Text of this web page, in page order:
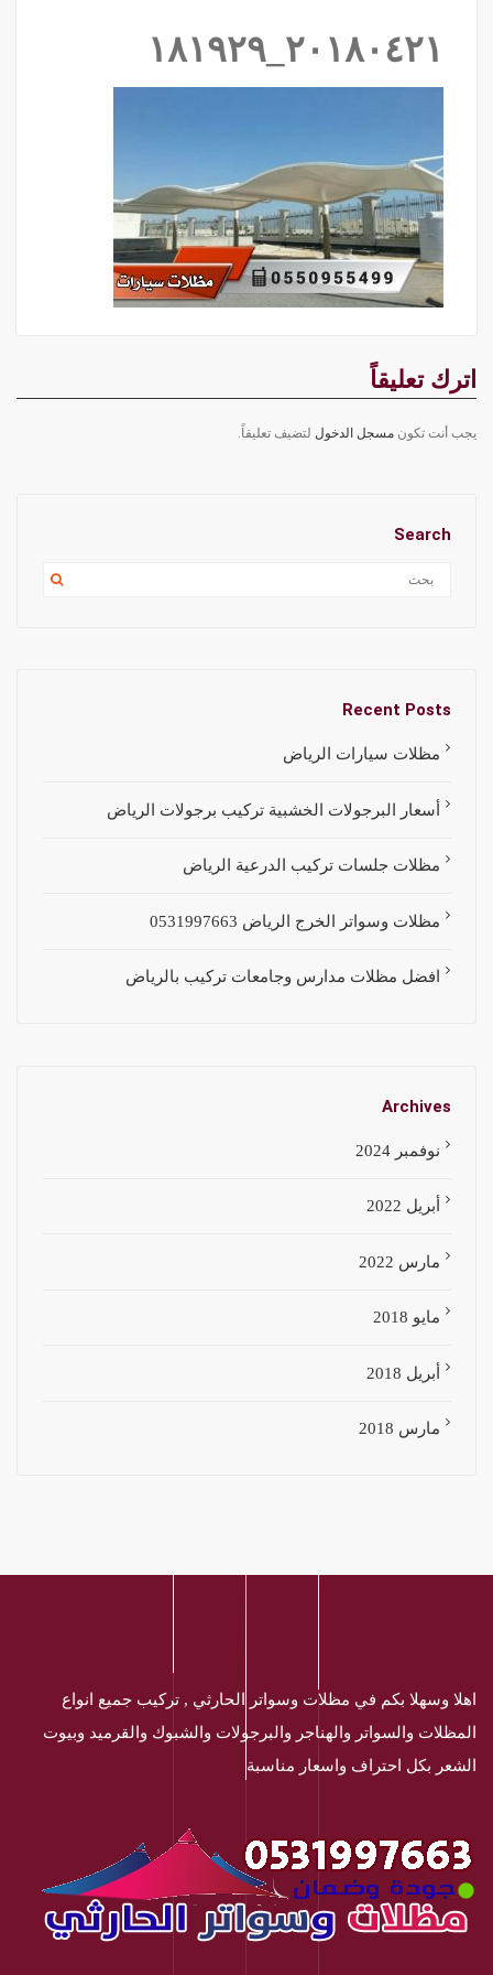
٢٠١٨٠٤٢١_١٨١٩٢٩
اترك تعليقاً
يجب أنت تكون مسجل الدخول لتضيف تعليقاً.
Search
Recent Posts
مظلات سيارات الرياض
أسعار البرجولات الخشبية تركيب برجولات الرياض
مظلات جلسات تركيب الدرعية الرياض
مظلات وسواتر الخرج الرياض 0531997663
افضل مظلات مدارس وجامعات تركيب بالرياض
Archives
نوفمبر 2024
أبريل 2022
مارس 2022
مايو 2018
أبريل 2018
مارس 2018
اهلا وسهلا بكم في مظلات وسواتر الحارثي , تركيب جميع انواع
المظلات والسواتر والهناجر والبرجولات والشبوك والقرميد وبيوت
الشعر بكل احتراف واسعار مناسبة